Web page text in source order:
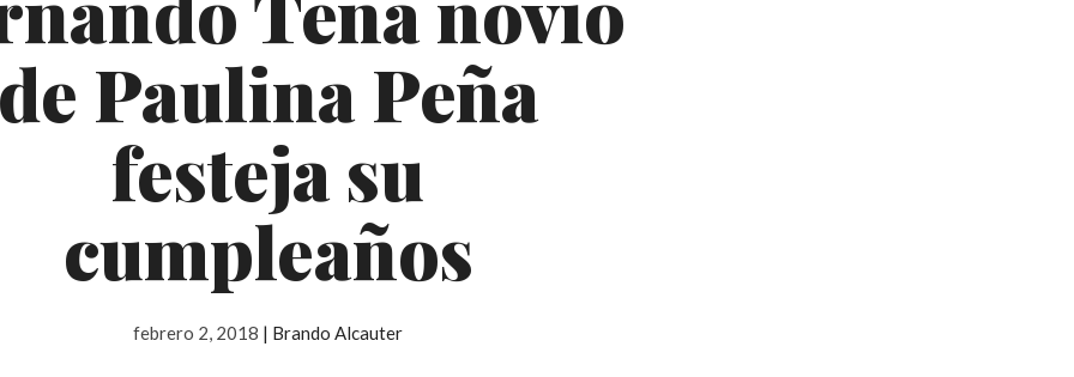
de Paulina Peña
festeja su
cumpleaños
febrero 2, 2018 | Brando Alcauter